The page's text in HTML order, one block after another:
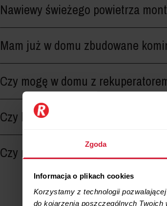
Zgoda
Informacja o plikach cookies
Korzystamy z technologii
do kojarzenia poszczególnych
Nawiewy świeżego powietrza
Mam już w domu zbudowane
Czy mogę w domu z
Czy kominy wentylacji
Czy nawiewnik okienny lub